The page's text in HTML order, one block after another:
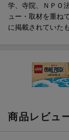
学、寺院、ＮＰＯ
ュー・取材を重ね
に掲載されていた
商品レビュ